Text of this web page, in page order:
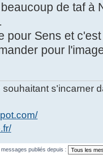
de taf à
pour Sens et
pour
s'incarner
publiés depuis :